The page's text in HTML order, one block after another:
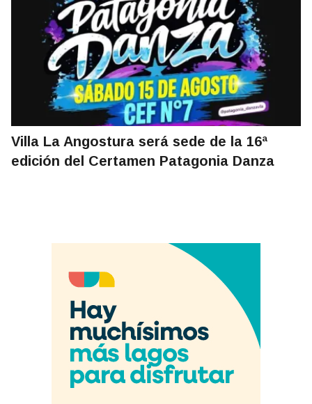
Villa La Angostura será sede de la 16ª
edición del Certamen Patagonia Danza